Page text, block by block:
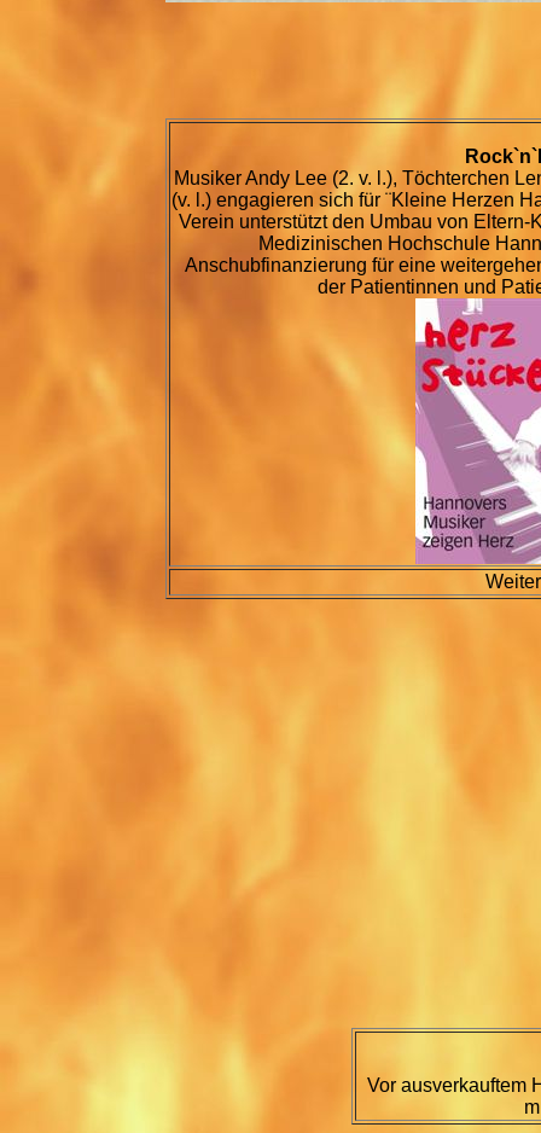
Musiker Andy Lee (2. v. l.), Töchterchen
(v. l.) engagieren sich für ¨Kleine Herzen
Verein unterstützt den Umbau von
Medizinischen Hochschule
Anschubfinanzierung für eine
der Patientinnen und
Vor ausverkauftem